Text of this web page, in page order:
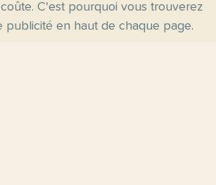
C'est pourquoi vous trouverez
publicité en haut de chaque page.